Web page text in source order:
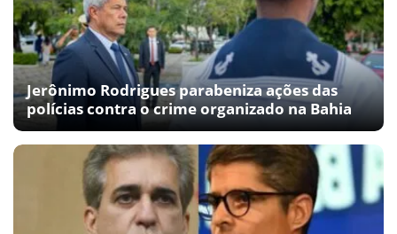
Jerônimo Rodrigues parabeniza ações das
polícias contra o crime organizado na Bahia